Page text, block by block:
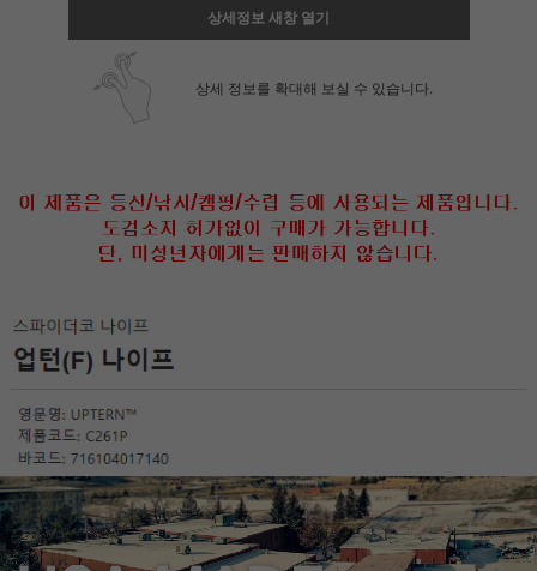
페이코 ID로 페
상세정보 새창 열기
상세 정보를 확대해 보실 수 있습니다.